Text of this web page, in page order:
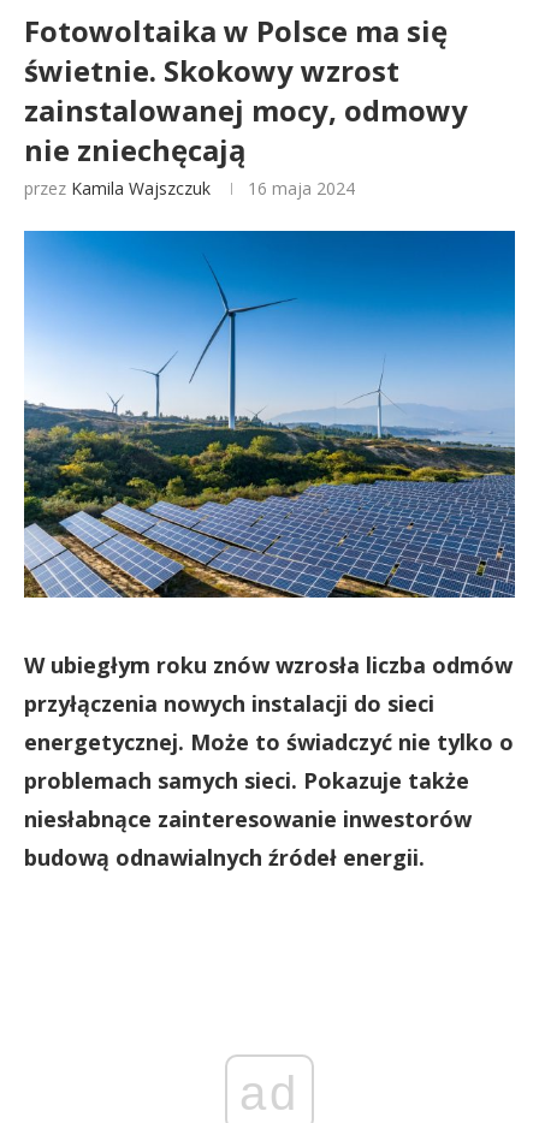
Fotowoltaika w Polsce ma się
świetnie. Skokowy wzrost
zainstalowanej mocy, odmowy
nie zniechęcają
przez Kamila Wajszczuk 16 maja 2024
W ubiegłym roku znów wzrosła liczba odmów
przyłączenia nowych instalacji do sieci
energetycznej. Może to świadczyć nie tylko o
problemach samych sieci. Pokazuje także
niesłabnące zainteresowanie inwestorów
budową odnawialnych źródeł energii.
ad